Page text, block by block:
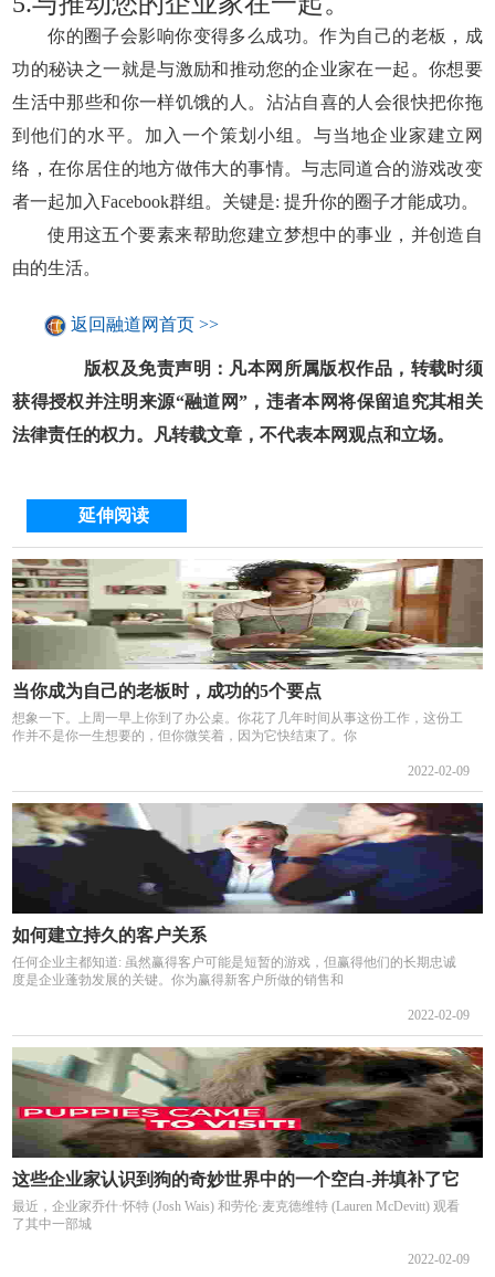
你的圈子会影响你变得多么成功。作为自己的老板，成
功的秘诀之一就是与激励和推动您的企业家在一起。你想要
生活中那些和你一样饥饿的人。沾沾自喜的人会很快把你拖
到他们的水平。加入一个策划小组。与当地企业家建立网
络，在你居住的地方做伟大的事情。与志同道合的游戏改变
者一起加入Facebook群组。关键是: 提升你的圈子才能成功。
使用这五个要素来帮助您建立梦想中的事业，并创造自
由的生活。
返回融道网首页 >>
版权及免责声明：凡本网所属版权作品，转载时须
获得授权并注明来源“融道网”，违者本网将保留追究其相关
法律责任的权力。凡转载文章，不代表本网观点和立场。
延伸阅读
当你成为自己的老板时，成功的5个要点
想象一下。上周一早上你到了办公桌。你花了几年时间从事这份工作，这份工
作并不是你一生想要的，但你微笑着，因为它快结束了。你
2022-02-09
如何建立持久的客户关系
任何企业主都知道: 虽然赢得客户可能是短暂的游戏，但赢得他们的长期忠诚
度是企业蓬勃发展的关键。你为赢得新客户所做的销售和
2022-02-09
这些企业家认识到狗的奇妙世界中的一个空白-并填补了它
最近，企业家乔什·怀特 (Josh Wais) 和劳伦·麦克德维特 (Lauren McDevitt) 观看
了其中一部城
2022-02-09